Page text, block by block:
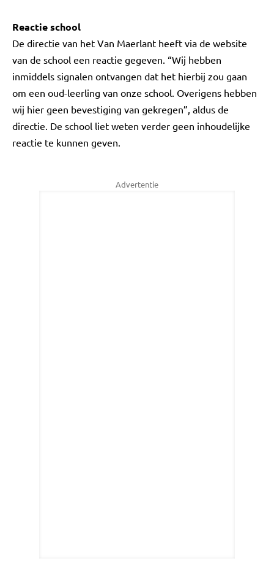
Reactie school
De directie van het Van Maerlant heeft via de website
van de school een reactie gegeven. “Wij hebben
inmiddels signalen ontvangen dat het hierbij zou gaan
om een oud-leerling van onze school. Overigens hebben
wij hier geen bevestiging van gekregen”, aldus de
directie. De school liet weten verder geen inhoudelijke
reactie te kunnen geven.
Advertentie